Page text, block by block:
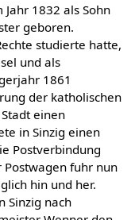
1832 als Sohn
geboren.
studierte hatte,
und als
1861
der katholischen
einen
in Sinzig einen
Postverbindung
Postwagen fuhr nun
hin und her.
Sinzig nach